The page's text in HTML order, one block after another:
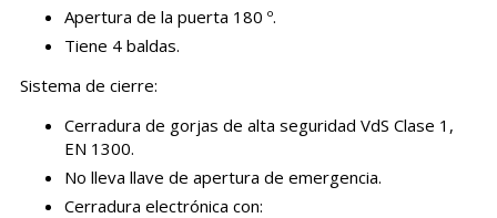
Apertura de la puerta 180 º.
Tiene 4 baldas.
Sistema de cierre:
Cerradura de gorjas de alta seguridad VdS Clase 1,
EN 1300.
No lleva llave de apertura de emergencia.
Cerradura electrónica con: